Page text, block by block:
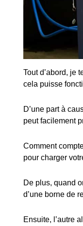
Tout d’abord, je
cela puisse
D’une part à
peut facilement
Comment
pour charger
De plus, quand
d’une borne de
Ensuite, l’autre